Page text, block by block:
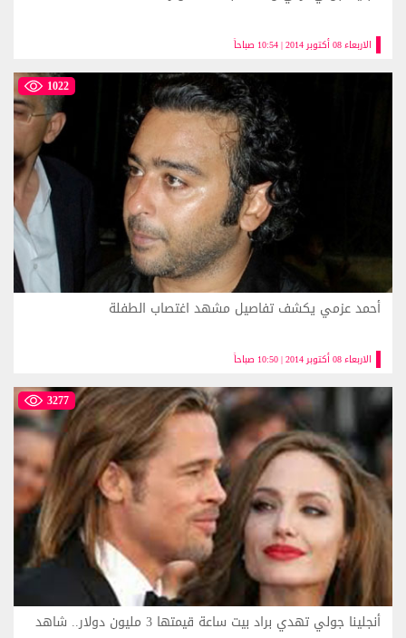
الاربعاء 08 أكتوبر 2014 | 10:54 صباحاً
1022
الاربعاء 08 أكتوبر 2014 | 10:50 صباحاً
أحمد عزمي يكشف تفاصيل مشهد اغتصاب الطفلة
3277
أنجلينا جولي تهدي براد بيت ساعة قيمتها 3 مليون دولار.. شاهد